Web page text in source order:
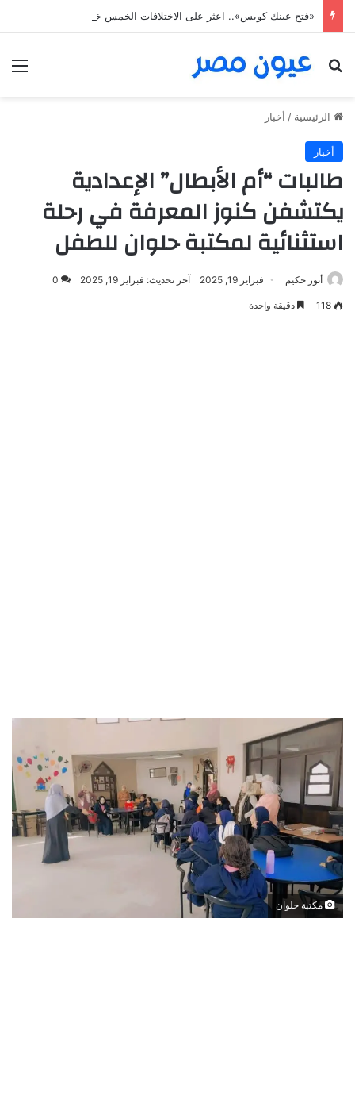
بحث عن
الرئيسية / أخبار
أخبار
طالبات “أم الأبطال” الإعدادية
يكتشفن كنوز المعرفة في رحلة
استثنائية لمكتبة حلوان للطفل
أنور حكيم فبراير 19, 2025 آخر تحديث: فبراير 19, 2025 0
118 دقيقة واحدة
مكتبة حلوان